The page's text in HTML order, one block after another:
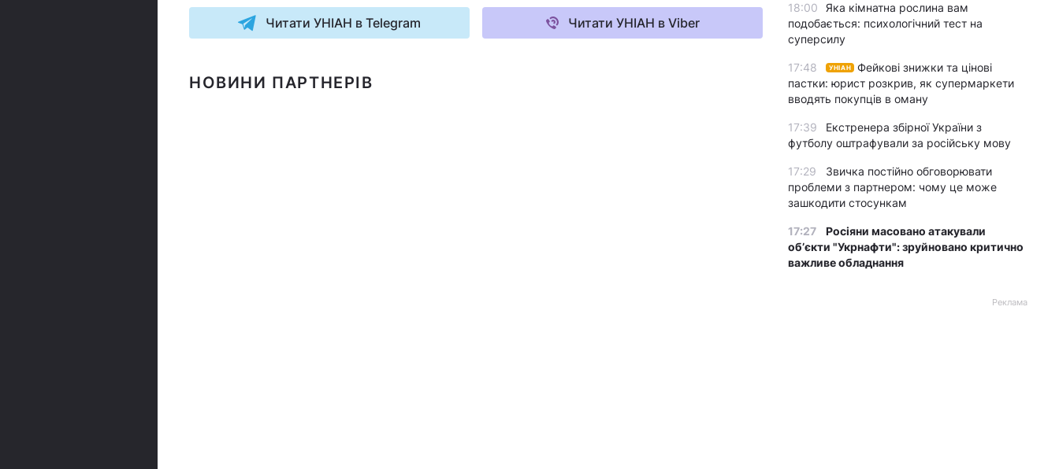
Читати УНІАН в Telegram Читати УНІАН в Viber
НОВИНИ ПАРТНЕРІВ
18:00
Яка кімнатна рослина вам
подобається: психологічний тест на
суперсилу
17:48 УНІАН
Фейкові знижки та цінові
пастки: юрист розкрив, як супермаркети
вводять покупців в оману
17:39
Екстренера збірної України з
футболу оштрафували за російську мову
17:29
Звичка постійно обговорювати
проблеми з партнером: чому це може
зашкодити стосункам
17:27
Росіяни масовано атакували
обʼєкти "Укрнафти": зруйновано критично
важливе обладнання
Реклама